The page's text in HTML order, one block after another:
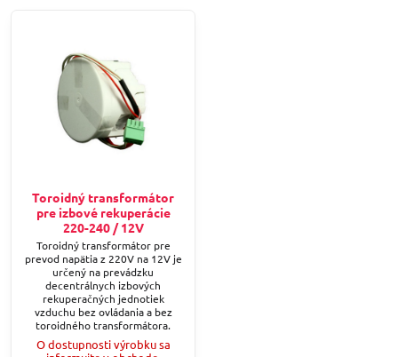
Toroidný transformátor
pre izbové rekuperácie
220-240 / 12V
Toroidný transformátor pre
prevod napätia z 220V na 12V je
určený na prevádzku
decentrálnych izbových
rekuperačných jednotiek
vzduchu bez ovládania a bez
toroidného transformátora.
O dostupnosti výrobku sa